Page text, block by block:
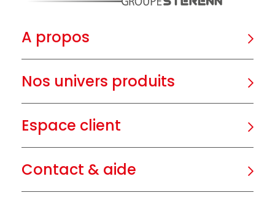
A propos
Nos univers produits
Espace client
Contact & aide